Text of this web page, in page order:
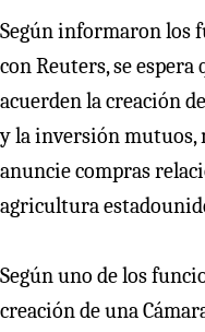
Según informaron los
con Reuters, se
acuerden la creación
y la inversión mutuos,
anuncie compras
agricultura
Según uno de los
creación de una